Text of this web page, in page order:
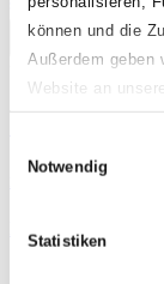
können und die
Außerdem geben
Website an
Analysen weiter.
möglicherweise
bereitgestellt
Notwendig
Statistiken
starstarstarstar
call email favorite_border
megegyezés szerint
Elektromos